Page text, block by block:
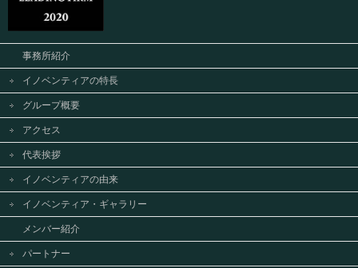
事務所紹介
イノベンティアの特長
グループ概要
アクセス
代表挨拶
イノベンティアの由来
イノベンティア・ギャラリー
メンバー紹介
パートナー